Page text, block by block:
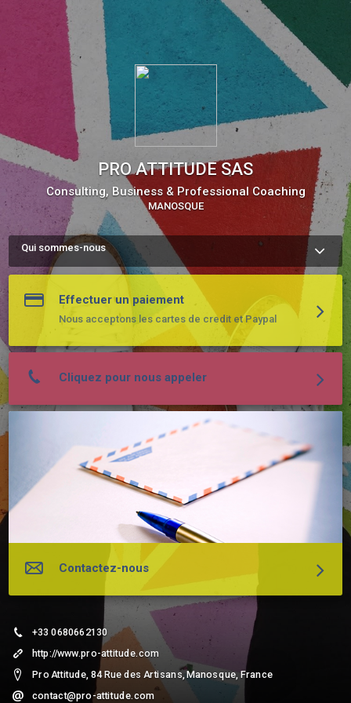
PRO ATTITUDE SAS
Consulting, Business & Professional Coaching
MANOSQUE
Qui sommes-nous
PRO ATTITUDE, propose des prestations de consulting et de
coaching professionnel, en individuel ou en équipe.
Nos domaines d'interventions vont des problématiques de
performance commerciale, à l'innovation, le management et
les problematique liées au developpement professionnel pour
les individuels.
Effectuer un paiement
Nous acceptons les cartes de credit et Paypal
Cliquez pour nous appeler
Contactez-nous
+33 0680662130
http://www.pro-attitude.com
Pro Attitude, 84 Rue des Artisans, Manosque, France
contact@pro-attitude.com